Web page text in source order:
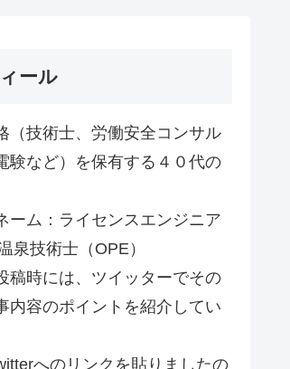
ール
（技術士、労働安全コンサル
験など）を保有する４０代の
ーム：ライセンスエンジニア
泉技術士（OPE）
稿時には、ツイッターでその
内容のポイントを紹介してい
へのリンクを貼りましたの